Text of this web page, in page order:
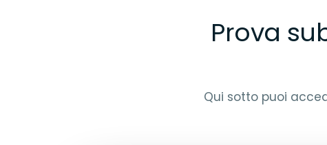
Prova
Qui sotto puoi